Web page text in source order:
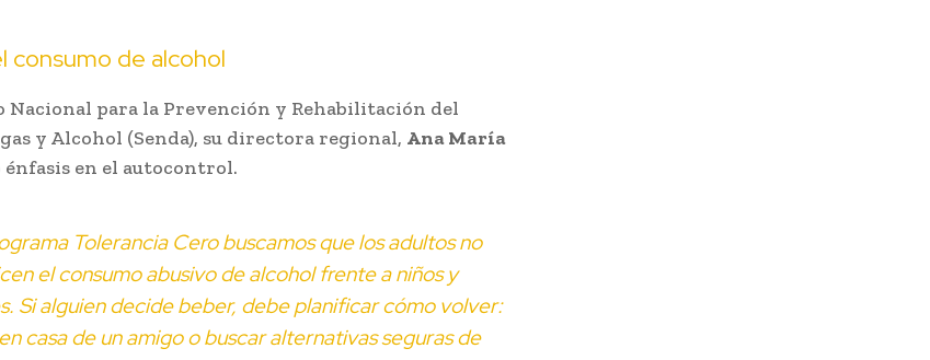
consumo de alcohol
Nacional para la Prevención y Rehabilitación del
y Alcohol (Senda), su directora regional, Ana María
énfasis en el autocontrol.
Tolerancia Cerobuscamos que los adultos no
el consumo abusivo de alcohol frente a niños y
Si alguien decide beber, debe planificar cómo volver:
casa de un amigo o buscar alternativas seguras de